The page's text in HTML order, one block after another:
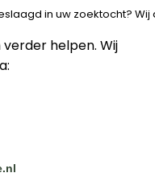
in uw zoektocht?
helpen. Wij